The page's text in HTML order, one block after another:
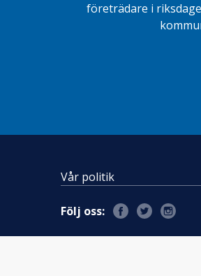
företrädare i
Vår politik
Följ oss: